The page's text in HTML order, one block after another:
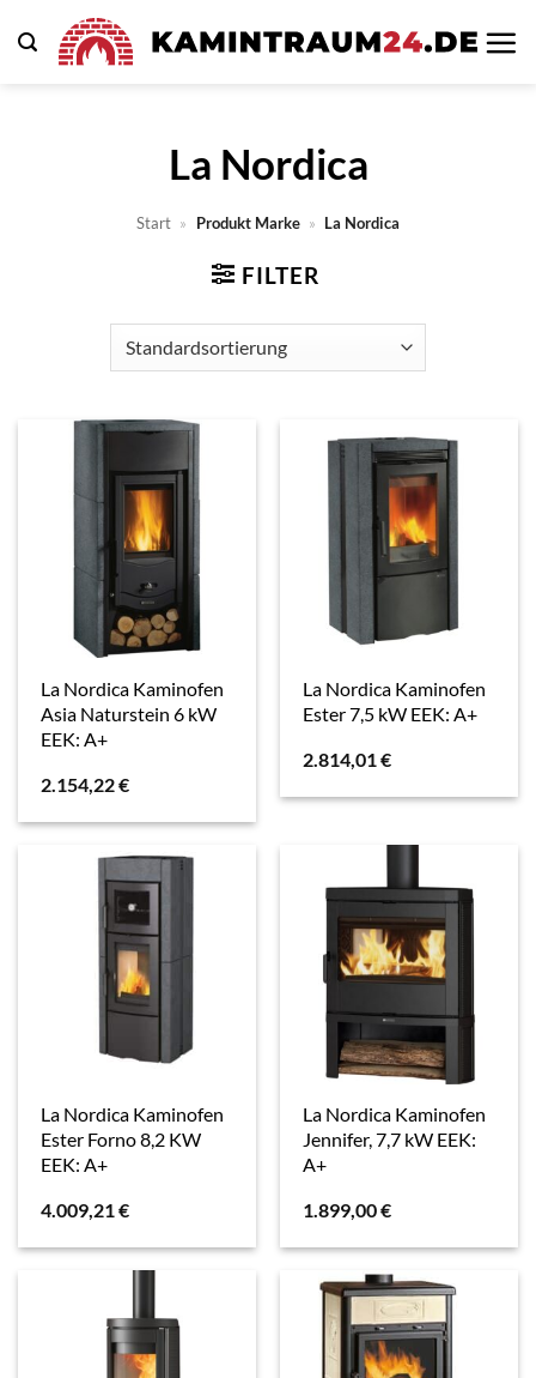
Inhalt
La Nordica
Start » Produkt Marke » La Nordica
FILTER
La Nordica Kaminofen
Asia Naturstein 6 kW
EEK: A+
2.154,22€
La Nordica Kaminofen
Ester 7,5 kW EEK: A+
2.814,01€
La Nordica Kaminofen
Ester Forno 8,2 KW
EEK: A+
4.009,21€
La Nordica Kaminofen
Jennifer, 7,7 kW EEK:
A+
1.899,00€